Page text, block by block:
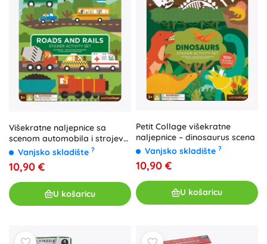
Višekratne naljepnice sa
scenom automobila i strojeva
PETIT COLLAGE
Vanjsko skladište ?
10,90 €
U košaricu
Petit Collage višekratne
naljepnice – dinosaurus scena
Vanjsko skladište ?
10,90 €
U košaricu